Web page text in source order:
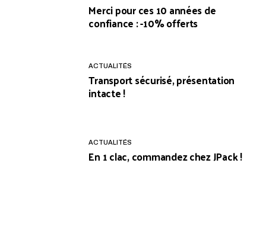
Merci pour ces 10 années de
confiance : -10% offerts
ACTUALITÉS
Transport sécurisé, présentation
intacte !
ACTUALITÉS
En 1 clac, commandez chez JPack !